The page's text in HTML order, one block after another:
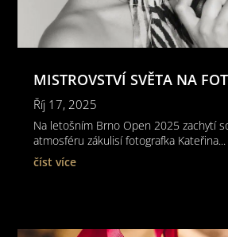
MISTROVSTVÍ SVĚTA NA
Říj 17, 2025
Na letošním Brno Open 2025 zachytí
atmosféru zákulisí fotografka Kateřina...
číst více